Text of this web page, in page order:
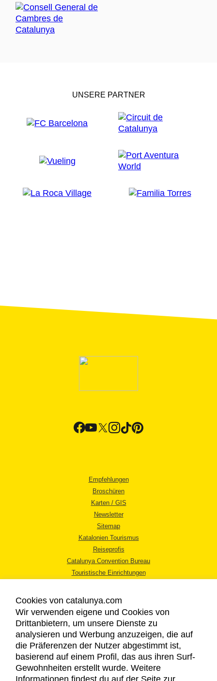
UNSERE PARTNER
Empfehlungen
Broschüren
Karten / GIS
Newsletter
Sitemap
Katalonien Tourismus
Reiseprofis
Catalunya Convention Bureau
Touristische Einrichtungen
RECHTLICHER HINWEIS
DATENSCHUTZICHTLINIE
COOKIES
Cookies von catalunya.com
Wir verwenden eigene und Cookies von
Drittanbietern, um unsere Dienste zu
analysieren und Werbung anzuzeigen, die auf
die Präferenzen der Nutzer abgestimmt ist,
basierend auf einem Profil, das aus ihren Surf-
Gewohnheiten erstellt wurde. Weitere
Informationen findest du auf der Seite zur